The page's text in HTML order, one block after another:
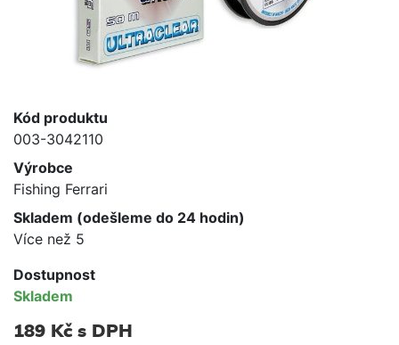
Kód produktu
003-3042110
Výrobce
Fishing Ferrari
Skladem (odešleme do 24 hodin)
Více než 5
Dostupnost
Skladem
189 Kč s DPH